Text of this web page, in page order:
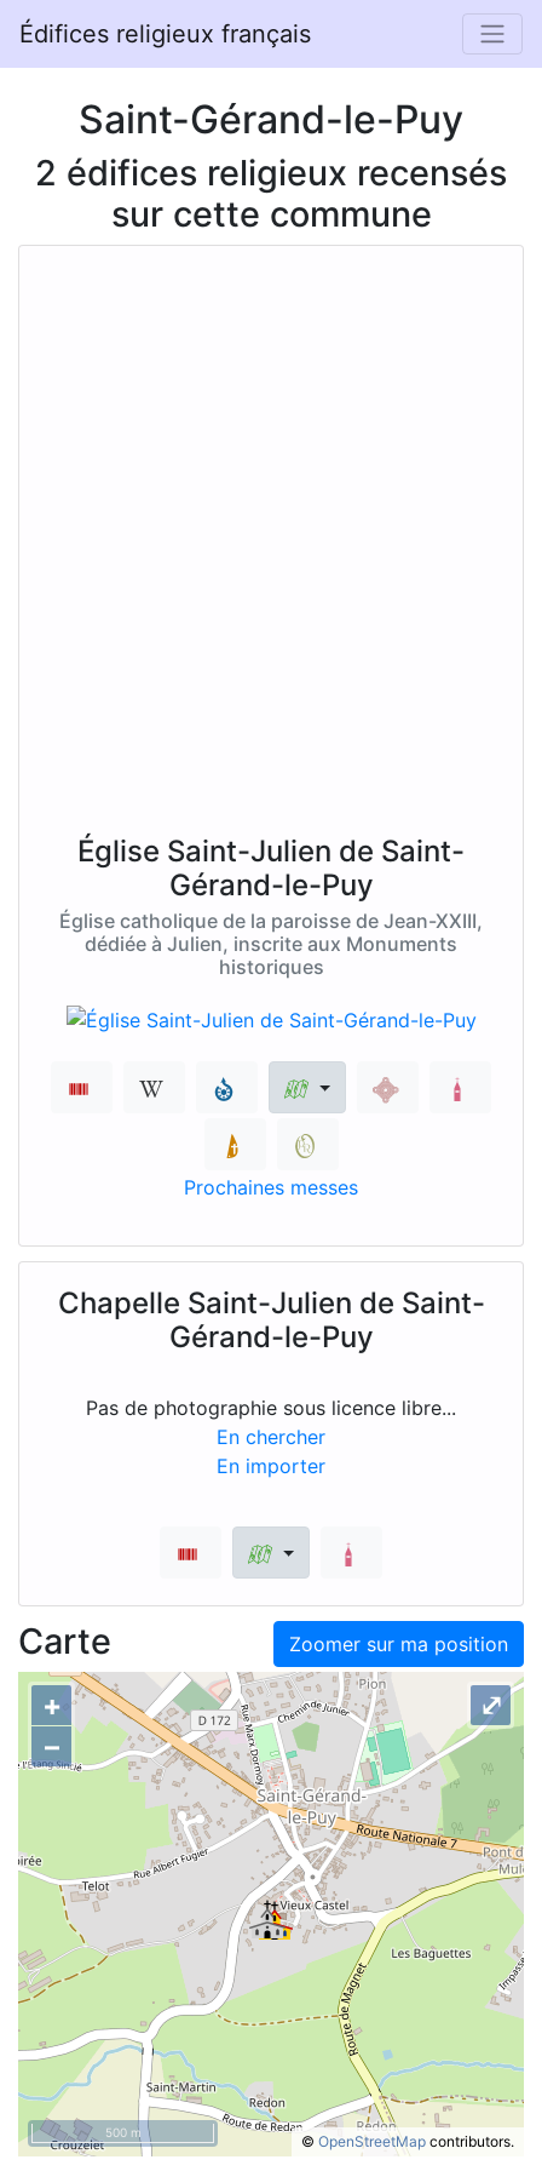
Édifices religieux français
Saint-Gérand-le-Puy
2 édifices religieux recensés
sur cette commune
Église Saint-Julien de Saint-
Gérand-le-Puy
Église catholique de la paroisse de Jean-XXIII,
dédiée à Julien, inscrite aux Monuments
historiques
Prochaines messes
Chapelle Saint-Julien de Saint-
Gérand-le-Puy
Pas de photographie sous licence libre...
En chercher
En importer
Zoomer sur ma position
Carte
+
–
© OpenStreetMap contributors.
⤢
500 m